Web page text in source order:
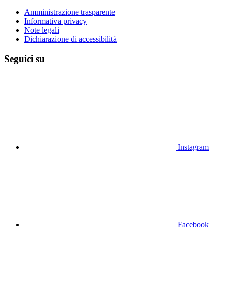
Amministrazione trasparente
Informativa privacy
Note legali
Dichiarazione di accessibilità
Seguici su
Instagram
Facebook